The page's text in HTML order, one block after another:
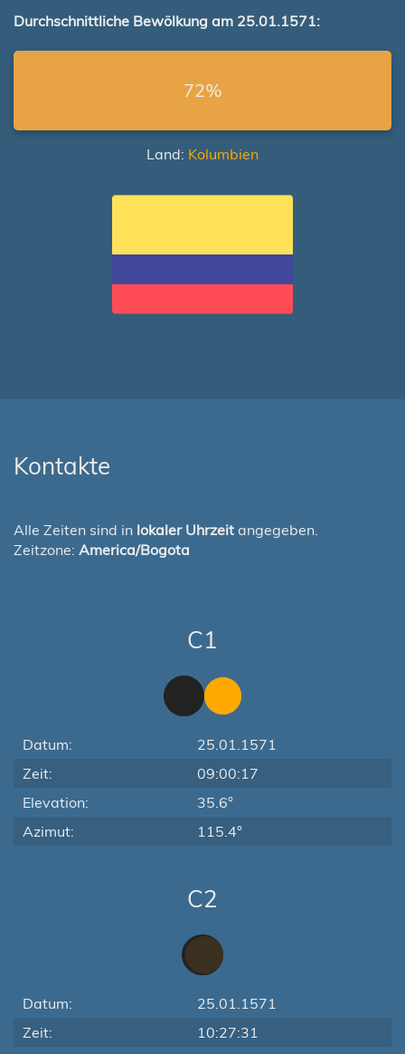
Durchschnittliche Bewölkung am 25.01.1571:
72%
Land: Kolumbien
Kontakte
Alle Zeiten sind in lokaler Uhrzeit angegeben.
Zeitzone: America/Bogota
C1
Datum:
25.01.1571
Zeit:
09:00:17
Elevation:
35.6°
Azimut:
115.4°
C2
Datum:
25.01.1571
Zeit:
10:27:31